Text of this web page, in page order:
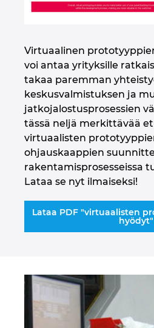
Virtuaalinen
voi antaa yrityksille
takaa paremman
keskusvalmistuksen ja
jatkojalostusprosessien
tässä neljä merkittävää
virtuaalisten
ohjauskaappien
rakentamisprosesseissa
Lataa se nyt ilmaiseksi!
Lataa PDF "virtuaalisten
hyödyt"